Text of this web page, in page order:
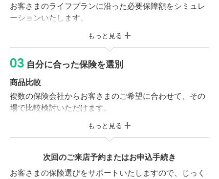
お客さまの加入目的、収入、財産やご家族構成などをお
伺いします。
※現在ご加入の保険がある方
ご加入中の保険証券または契約内容が確認できる資料
をお持ちください。
保険診断サービス（無料）
相談前に保険市場の「folderアプリ」に保険証券
を保存していただくと、オプションで保険診断サ
ービスをご利用いただけます。 加入している保険
険の見直しができ相談時間の短縮にもなります。
お客さまのライフプランに沿った必要保障額をシミュレ
ーションいたします。
保険の基本形や社会保障制度をご確認いただき、お客さ
まに合った保障プランを作成いたします。
もっと見る
自分に合った保険を選別
商品比較
複数の保険会社からお客さまのご希望に合わせて、その
場で比較検討いただけます。
お客さまのご予算やご希望に合わせてプランの調整を行
います。気に入った商品をお選びください。
もっと見る
次回のご来店予約またはお申込手続き
お客さまの保険選びをサポートいたしますので、じっく